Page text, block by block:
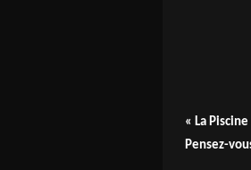
« La
Pensez-